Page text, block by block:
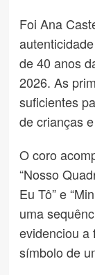
Foi Ana
de 40 anos
2026. As
suficientes
de crianças
O coro
“Nosso
Eu Tô” e
uma
evidenciou a
símbolo de